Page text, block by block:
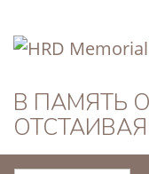
HRD
Русский
В ПАМЯТЬ